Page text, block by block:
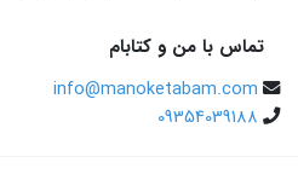
تماس با من و کتابام
info@manoketabam.com
09354039188